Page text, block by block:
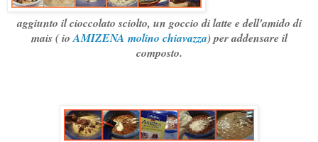
aggiunto il cioccolato sciolto, un goccio di latte e dell'amido di
mais ( ioAMIZENA molino chiavazza) per addensare il
composto.